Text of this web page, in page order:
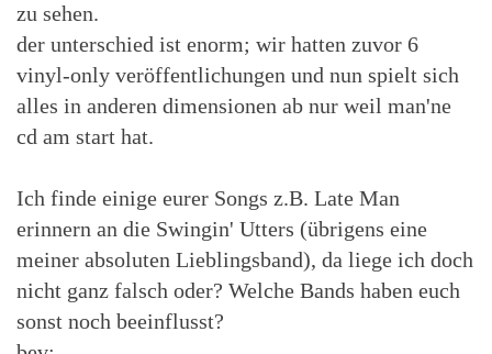
zu sehen.
der unterschied ist enorm; wir hatten zuvor 6
vinyl-only veröffentlichungen und nun spielt sich
alles in anderen dimensionen ab nur weil man'ne
cd am start hat.
Ich finde einige eurer Songs z.B. Late Man
erinnern an die Swingin' Utters (übrigens eine
meiner absoluten Lieblingsband), da liege ich doch
nicht ganz falsch oder? Welche Bands haben euch
sonst noch beeinflusst?